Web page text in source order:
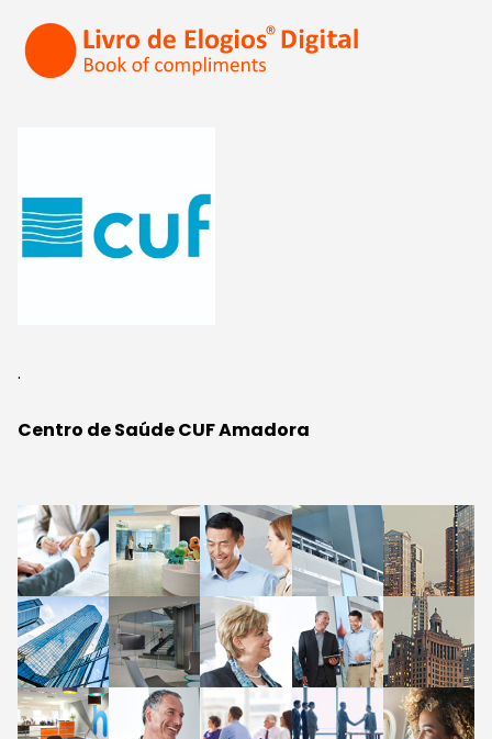
.
Centro de Saúde CUF Amadora